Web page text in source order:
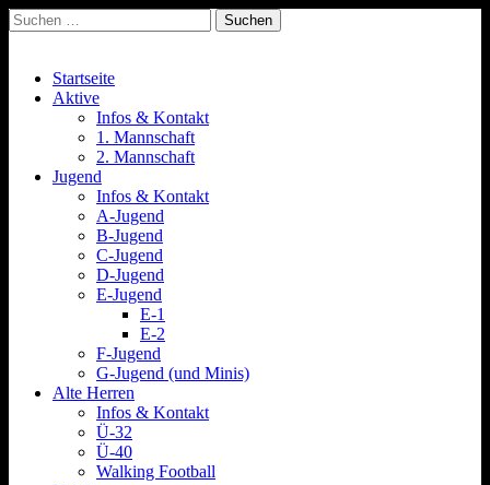
Suchen
nach:
Main
menu
Skip
Startseite
Aktive
Infos & Kontakt
1. Mannschaft
2. Mannschaft
Jugend
Infos & Kontakt
A-Jugend
B-Jugend
C-Jugend
D-Jugend
E-Jugend
E-1
E-2
F-Jugend
G-Jugend (und Minis)
Alte Herren
Infos & Kontakt
Ü-32
Ü-40
Walking Football